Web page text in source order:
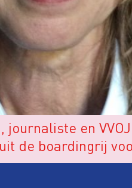
journaliste en
de boardingrij